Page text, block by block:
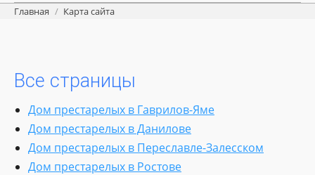
Вы здесь:
Главная Карта сайта
Все страницы
Дом престарелых в Гаврилов-Яме
Дом престарелых в Данилове
Дом престарелых в Переславле-Залесском
Дом престарелых в Ростове